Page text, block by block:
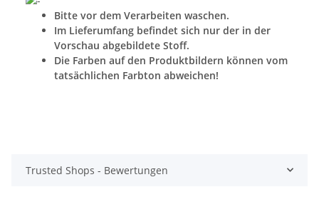
Bitte vor dem Verarbeiten waschen.
Im Lieferumfang befindet sich nur der in der
Vorschau abgebildete Stoff.
Die Farben auf den Produktbildern können vom
tatsächlichen Farbton abweichen!
Trusted Shops - Bewertungen